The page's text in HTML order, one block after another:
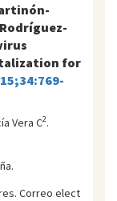
for
Vera C2.
Correo elect